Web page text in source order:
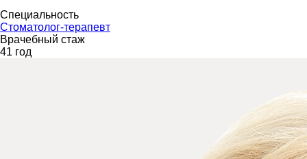
Специальность
Стоматолог-терапевт
Врачебный стаж
41 год